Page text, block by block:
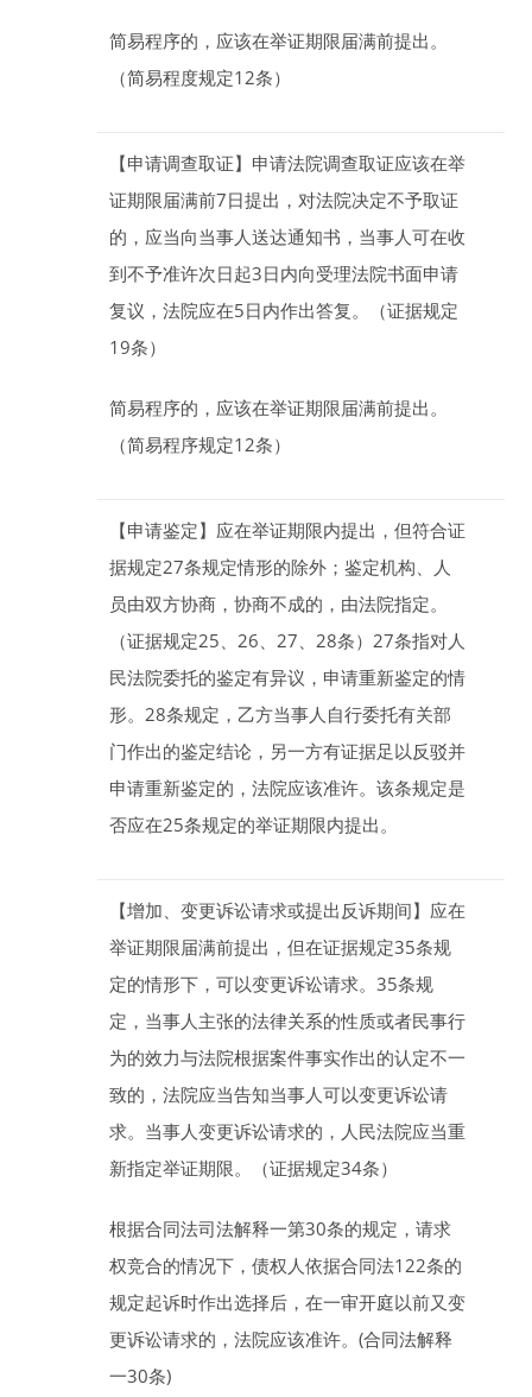
简易程序的，应该在举证期限届满前提出。
（简易程度规定12条）
【申请调查取证】 申请法院调查取证应该在举
证期限届满前7日提出，对法院决定不予取证
的，应当向当事人送达通知书，当事人可在收
到不予准许次日起3日内向受理法院书面申请
复议，法院应在5日内作出答复。（证据规定
19条）
简易程序的，应该在举证期限届满前提出。
（简易程序规定12条）
【申请鉴定】 应在举证期限内提出，但符合证
据规定27条规定情形的除外；鉴定机构、人
员由双方协商，协商不成的，由法院指定。
（证据规定25、26、27、28条）27条指对人
民法院委托的鉴定有异议，申请重新鉴定的情
形。28条规定，乙方当事人自行委托有关部
门作出的鉴定结论，另一方有证据足以反驳并
申请重新鉴定的，法院应该准许。该条规定是
否应在25条规定的举证期限内提出。
【增加、变更诉讼请求或提出反诉期间】 应在
举证期限届满前提出，但在证据规定35条规
定的情形下，可以变更诉讼请求。35条规
定，当事人主张的法律关系的性质或者民事行
为的效力与法院根据案件事实作出的认定不一
致的，法院应当告知当事人可以变更诉讼请
求。当事人变更诉讼请求的，人民法院应当重
新指定举证期限。（证据规定34条）
根据合同法司法解释一第30条的规定，请求
权竞合的情况下，债权人依据合同法122条的
规定起诉时作出选择后，在一审开庭以前又变
更诉讼请求的，法院应该准许。(合同法解释
一30条)